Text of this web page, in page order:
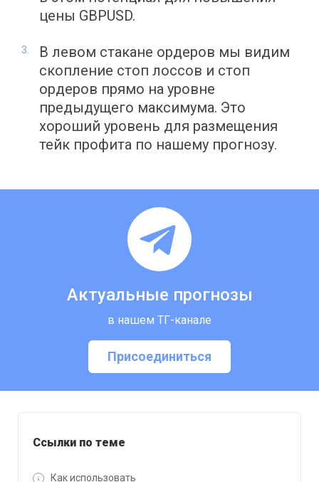
Ссылки по теме
Как использовать
цены GBPUSD.
В левом стакане ордеров мы видим
скопление стоп лоссов и стоп
ордеров прямо на уровне
предыдущего максимума. Это
хороший уровень для размещения
тейк профита по нашему прогнозу.
Актуальные прогнозы
в нашем ТГ-канале
Присоединиться